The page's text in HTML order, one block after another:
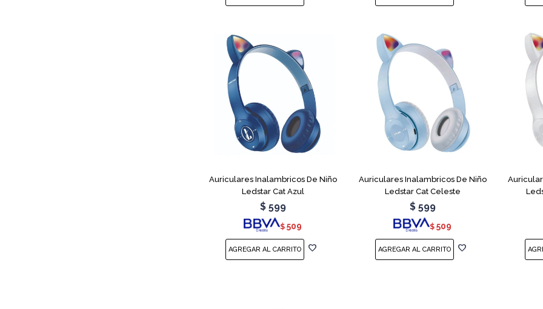
Auriculares Inalambricos De Niño
Ledstar Cat Azul
$ 599
$ 509
Auriculares Inalambricos De Niño
Ledstar Cat Celeste
$ 599
$ 509